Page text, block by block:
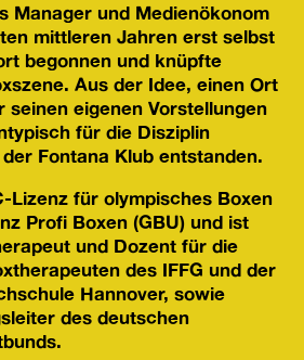
Manager und Medienökonom
mittleren Jahren erst selbst
begonnen und knüpfte
Aus der Idee, einen Ort
eigenen Vorstellungen
für die Disziplin
Fontana Klub entstanden.
Lizenz für olympisches Boxen
Profi Boxen (GBU) und ist
und Dozent für die
des IFFG und der
Hannover, sowie
des deutschen